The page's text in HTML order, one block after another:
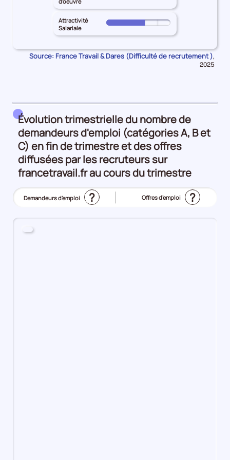
géographique
25%
les
Intensité
d'embauche
pour
les
Lien
formation
le
territoire
pour
10%
Attractivité
Salariale
Pour
le
territoire
principal
Attractivité
Salariale
50%
Source: France Travail & Dares (Difficulté de recrutement ),
2025
Évolution trimestrielle du nombre de
demandeurs d'emploi (catégories A, B et
C) en fin de trimestre et des offres
diffusées par les recruteurs sur
francetravail.fr au cours du trimestre
Demandeurs d'emploi
(Affichage ? Offres d’emploi ?